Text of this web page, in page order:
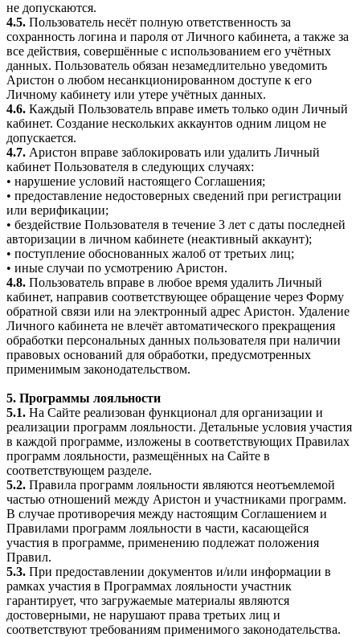
не допускаются.
4.5. Пользователь несёт полную ответственность за
сохранность логина и пароля от Личного кабинета, а также за
все действия, совершённые с использованием его учётных
данных. Пользователь обязан незамедлительно уведомить
Аристон о любом несанкционированном доступе к его
Личному кабинету или утере учётных данных.
4.6. Каждый Пользователь вправе иметь только один Личный
кабинет. Создание нескольких аккаунтов одним лицом не
допускается.
4.7. Аристон вправе заблокировать или удалить Личный
кабинет Пользователя в следующих случаях:
• нарушение условий настоящего Соглашения;
• предоставление недостоверных сведений при регистрации
или верификации;
• бездействие Пользователя в течение 3 лет с даты последней
авторизации в личном кабинете (неактивный аккаунт);
• поступление обоснованных жалоб от третьих лиц;
• иные случаи по усмотрению Аристон.
4.8. Пользователь вправе в любое время удалить Личный
кабинет, направив соответствующее обращение через Форму
обратной связи или на электронный адрес Аристон. Удаление
Личного кабинета не влечёт автоматического прекращения
обработки персональных данных пользователя при наличии
правовых оснований для обработки, предусмотренных
применимым законодательством.
5. Программы лояльности
5.1. На Сайте реализован функционал для организации и
реализации программ лояльности. Детальные условия участия
в каждой программе, изложены в соответствующих Правилах
программ лояльности, размещённых на Сайте в
соответствующем разделе.
5.2. Правила программ лояльности являются неотъемлемой
частью отношений между Аристон и участниками программ.
В случае противоречия между настоящим Соглашением и
Правилами программ лояльности в части, касающейся
участия в программе, применению подлежат положения
Правил.
5.3. При предоставлении документов и/или информации в
рамках участия в Программах лояльности участник
гарантирует, что загружаемые материалы являются
достоверными, не нарушают права третьих лиц и
соответствуют требованиям применимого законодательства.